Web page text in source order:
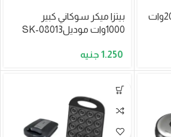
جريل ميكر سوكاني 2000وات
بيتزا ميكر سوكاني كبير
1000وات موديلSK-08013
1.250